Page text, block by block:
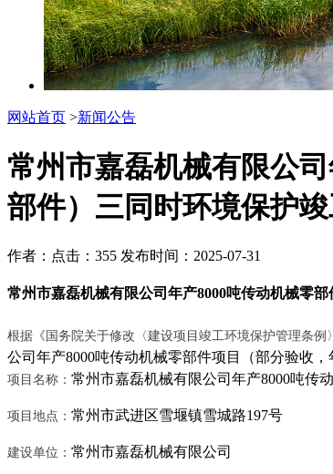
网站首页 >新闻公告
常州市嘉磊机械有限公
部件）三同时环境保护
作者： 点击：355 发布时间：2025-07-31
常州市嘉磊机械有限公司年产8000吨传动机械零
根据《国务院关于修改〈建设项目竣工环境保护管理条例
公司年产8000吨传动机械零部件项目（部分验收，
项目名称： 常州市嘉磊机械有限公司年产8000吨传
项目地点： 常州市武进区雪堰镇雪城路197号
建设单位： 常州市嘉磊机械有限公司